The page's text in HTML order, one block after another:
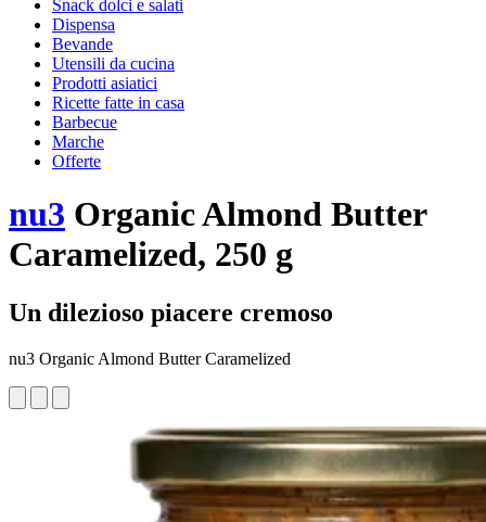
Snack dolci e salati
Dispensa
Bevande
Utensili da cucina
Prodotti asiatici
Ricette fatte in casa
Barbecue
Marche
Offerte
nu3 Organic Almond Butter
Caramelized, 250 g
Un dilezioso piacere cremoso
nu3 Organic Almond Butter Caramelized